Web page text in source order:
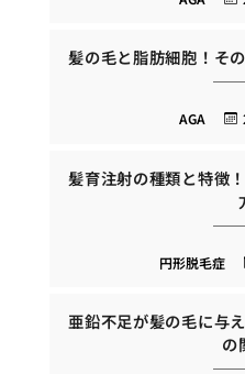
髪の毛と脂肪細胞！そ
AGA
髪育注射の種類と特徴
円形脱毛症
亜鉛不足が髪の毛に与
の